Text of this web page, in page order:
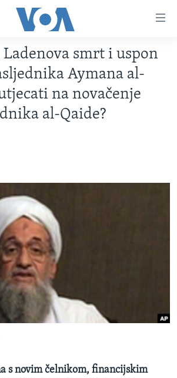
DRŽAVE
Ladenova smrt i uspon
Aymana al-
na novačenje
al-Qaide?
s novim čelnikom, financijskim